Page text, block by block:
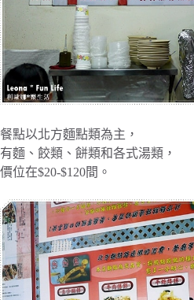
餐點以北方麵點類為主，
有麵、餃類、餅類和各式湯類，
價位在$20-$120間。